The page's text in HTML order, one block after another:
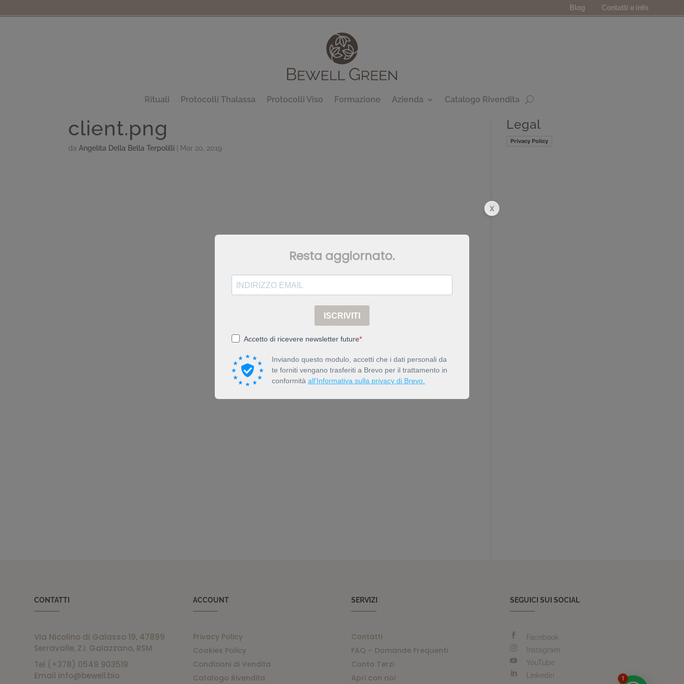
Blog Contatti e info
Rituali Protocolli Thalassa Protocolli Viso Formazione Azienda Catalogo Rivendita
client.png
daAngelita Della Bella Terpolilli Mar 20, 2019
Legal
Privacy Policy
CONTATTI
Via Nicolino di Galasso 19, 47899
Serravalle, Z.I. Galazzano, RSM
Tel (+378) 0549 903519
Email info@bewell.bio
ACCOUNT
Privacy Policy
Cookies Policy
Condizioni di Vendita
Catalogo Rivendita
SERVIZI
Contatti
FAQ – Domande Frequenti
Conto Terzi
Apri con noi
SEGUICI SUI SOCIAL
 Facebook
 Instagram
 YouTube
 Linkedin
1